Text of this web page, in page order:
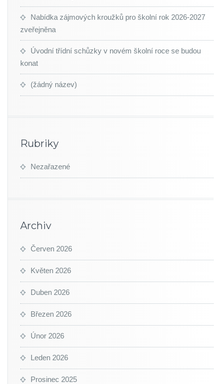
Nabídka zájmových kroužků pro školní rok 2026-2027
zveřejněna
Úvodní třídní schůzky v novém školní roce se budou
konat
(žádný název)
Rubriky
Nezařazené
Archiv
Červen 2026
Květen 2026
Duben 2026
Březen 2026
Únor 2026
Leden 2026
Prosinec 2025